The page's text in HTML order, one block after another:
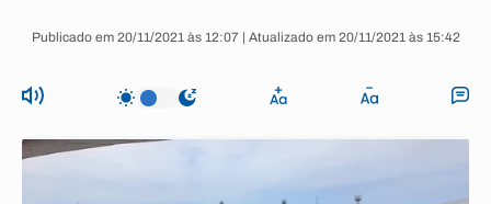
Publicado em 20/11/2021 às 12:07 | Atualizado em 20/11/2021 às 15:42